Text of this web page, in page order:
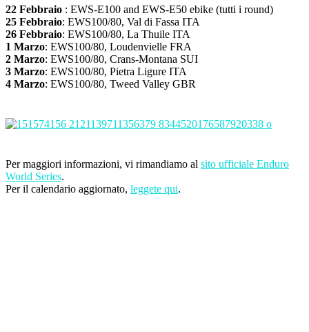
22 Febbraio : EWS-E100 and EWS-E50 ebike (tutti i round)
25 Febbraio: EWS100/80, Val di Fassa ITA
26 Febbraio: EWS100/80, La Thuile ITA
1 Marzo: EWS100/80, Loudenvielle FRA
2 Marzo: EWS100/80, Crans-Montana SUI
3 Marzo: EWS100/80, Pietra Ligure ITA
4 Marzo: EWS100/80, Tweed Valley GBR
Per maggiori informazioni, vi rimandiamo al sito ufficiale Enduro
World Series.
Per il calendario aggiornato, leggete qui.